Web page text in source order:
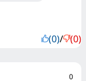
(0)/ (0)
0